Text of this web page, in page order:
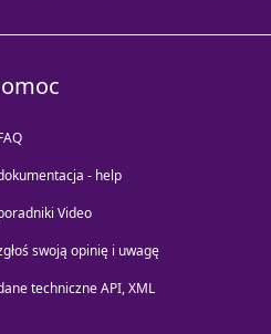
- help
Video
swoją opinię i uwagę
techniczne API, XML